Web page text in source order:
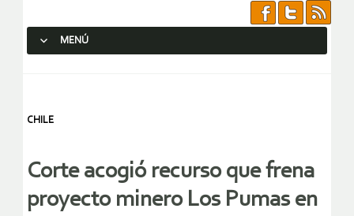
MENÚ
CHILE
Corte acogió recurso que frena
proyecto minero Los Pumas en